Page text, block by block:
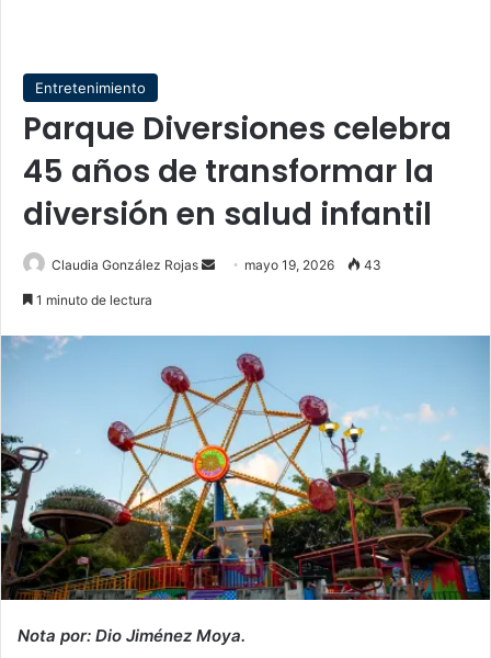
Entretenimiento
Parque Diversiones celebra
45 años de transformar la
diversión en salud infantil
Claudia González Rojas
Send mayo 19, 2026 43
1 minuto de lectura
Nota por: Dio Jiménez Moya.